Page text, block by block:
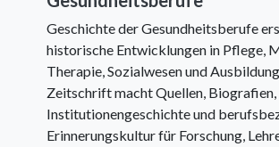
Geschichte der Gesundheitsberufe
historische Entwicklungen in Pflege,
Therapie, Sozialwesen und
Zeitschrift macht Quellen, Biografien,
Institutionengeschichte und
Erinnerungskultur für Forschung,